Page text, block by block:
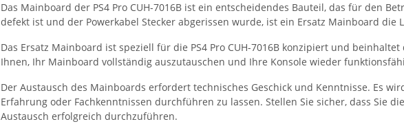
Das Mainboard der PS4 Pro CUH-7016B ist ein entscheidendes Bauteil, das für den
defekt ist und der Powerkabel Stecker abgerissen wurde, ist ein Ersatz Mainboard die
Das Ersatz Mainboard ist speziell für die PS4 Pro CUH-7016B konzipiert und
Ihnen, Ihr Mainboard vollständig auszutauschen und Ihre Konsole wieder
Der Austausch des Mainboards erfordert technisches Geschick und Kenntnisse. Es
Erfahrung oder Fachkenntnissen durchführen zu lassen. Stellen Sie sicher, dass Sie
Austausch erfolgreich durchzuführen.